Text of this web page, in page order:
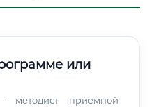
или
методист приемной